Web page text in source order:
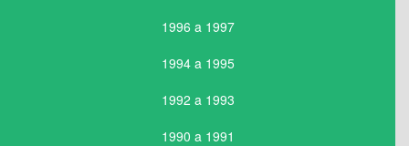
1996 a 1997
1994 a 1995
1992 a 1993
1990 a 1991